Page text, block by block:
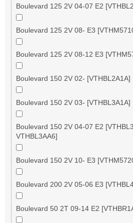
Boulevard 125 2V 04-07 E2
Boulevard 125 2V 08- E3
Boulevard 125 2V 08-12 E3
Boulevard 150 2V 02- [VTHBL2A1A]
Boulevard 150 2V 03- [VTHBL3A1A]
Boulevard 150 2V 04-07 E2
VTHBL3AA6]
Boulevard 150 2V 10- E3
Boulevard 200 2V 05-06 E3
Boulevard 50 2T 09-14 E2